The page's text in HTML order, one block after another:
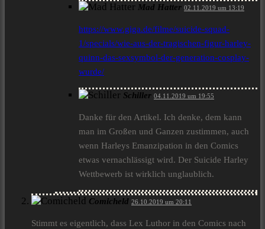
Mad Hatter 02.11.2019 um 13:19
https://www.giga.de/filme/suicide-squad-
1/specials/wie-aus-der-tragischen-figur-harley-
quinn-das-sexsymbol-der-generation-cosplay-
wurde/
Schiller 04.11.2019 um 19:55
Danke für den Artikel. Ich denke, dem kann
man im Großen und Ganzen zustimmen, auch
wenn Harleys Emanzipation in den Comics
etwas vernachlässigt wird. Der Suicide Harley
Wettbewerb ist wirklich unglaublich.
Comicheld 26.10.2019 um 20:11
Stimmt es eigentlich, dass Lex Luthor in den Comics nach